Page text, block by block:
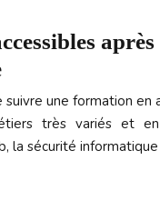
suivre une formation
très variés et en
la sécurité